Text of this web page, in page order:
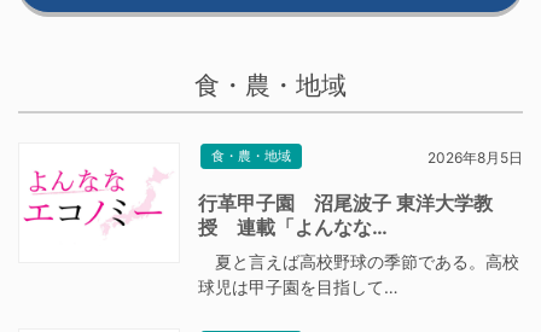
食・農・地域
食・農・地域 2026年8月5日
行革甲子園 沼尾波子 東洋大学教
授 連載「よんなな…
夏と言えば高校野球の季節である。高校
球児は甲子園を目指して…